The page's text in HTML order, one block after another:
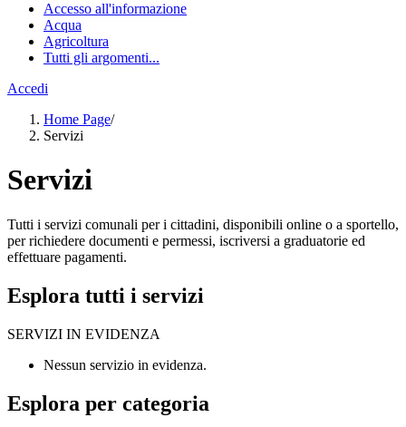
Accesso all'informazione
Acqua
Agricoltura
Tutti gli argomenti...
Accedi
Home Page/
Servizi
Servizi
Tutti i servizi comunali per i cittadini, disponibili online o a sportello,
per richiedere documenti e permessi, iscriversi a graduatorie ed
effettuare pagamenti.
Esplora tutti i servizi
SERVIZI IN EVIDENZA
Nessun servizio in evidenza.
Esplora per categoria